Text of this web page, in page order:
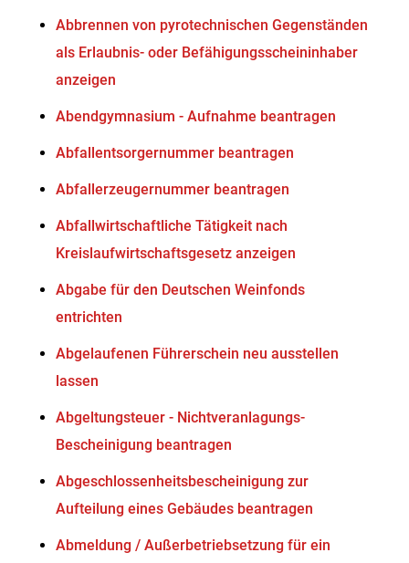
Abbrennen von pyrotechnischen Gegenständen
als Erlaubnis- oder Befähigungsscheininhaber
anzeigen
Abendgymnasium - Aufnahme beantragen
Abfallentsorgernummer beantragen
Abfallerzeugernummer beantragen
Abfallwirtschaftliche Tätigkeit nach
Kreislaufwirtschaftsgesetz anzeigen
Abgabe für den Deutschen Weinfonds
entrichten
Abgelaufenen Führerschein neu ausstellen
lassen
Abgeltungsteuer - Nichtveranlagungs-
Bescheinigung beantragen
Abgeschlossenheitsbescheinigung zur
Aufteilung eines Gebäudes beantragen
Abmeldung / Außerbetriebsetzung für ein